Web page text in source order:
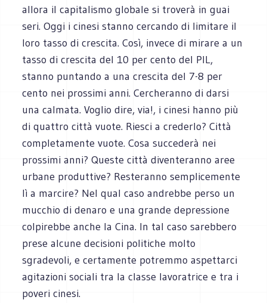
allora il capitalismo globale si troverà in guai
seri. Oggi i cinesi stanno cercando di limitare il
loro tasso di crescita. Così, invece di mirare a un
tasso di crescita del 10 per cento del PIL,
stanno puntando a una crescita del 7-8 per
cento nei prossimi anni. Cercheranno di darsi
una calmata. Voglio dire, via!, i cinesi hanno più
di quattro città vuote. Riesci a crederlo? Città
completamente vuote. Cosa succederà nei
prossimi anni? Queste città diventeranno aree
urbane produttive? Resteranno semplicemente
lì a marcire? Nel qual caso andrebbe perso un
mucchio di denaro e una grande depressione
colpirebbe anche la Cina. In tal caso sarebbero
prese alcune decisioni politiche molto
sgradevoli, e certamente potremmo aspettarci
agitazioni sociali tra la classe lavoratrice e tra i
poveri cinesi.